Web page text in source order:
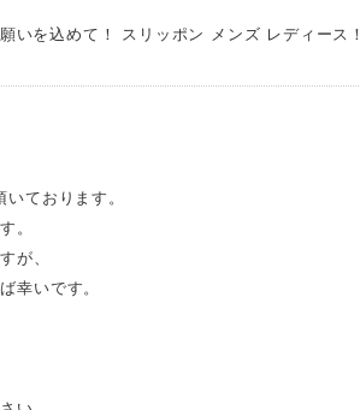
いを込めて！ スリッポン メンズ レディース！
ております。
。
が、
幸いです。